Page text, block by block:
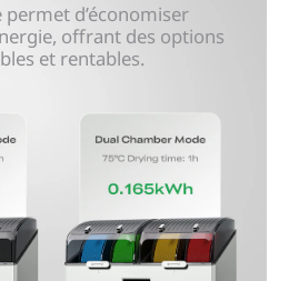
d’économiser
offrant des options
et rentables.